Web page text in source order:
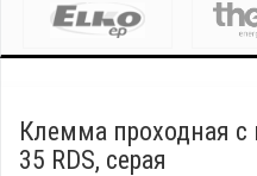
Клемма проходная
35 RDS, серая